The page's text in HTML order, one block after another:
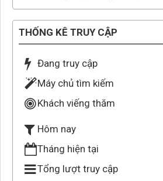
THỐNG KÊ TRUY CẬP
Đang truy cập
Máy chủ tìm kiếm
Khách viếng thăm
Hôm nay
Tháng hiện tại
Tổng lượt truy cập